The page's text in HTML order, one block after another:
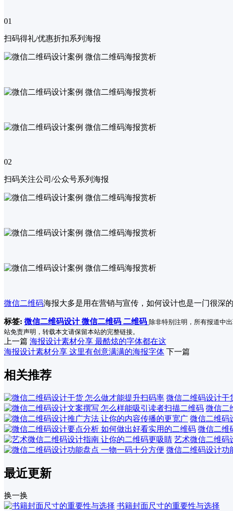
01
扫码得礼/优惠折扣系列海报
02
扫码关注公司/公众号系列海报
微信二维码海报大多是用在营销与宣传，如何设计也是一门很深
标签: 微信二维码设计微信二维码 二维码 除非特别注明，所有报道中
站免责声明，转载本文请保留本站的完整链接。
上一篇 海报设计素材分享 最酷炫的字体都在这
海报设计素材分享 这里有创意满满的海报字体 下一篇
相关推荐
微信二维码设计干
微信二
微信二维码
微信二维
艺术微信二维码
微信二维码设计功
最近更新
换一换
书籍封面尺寸的重要性与选择